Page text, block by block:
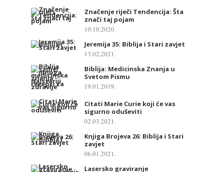
Značenje riječi Tendencija: Šta
znači taj pojam
10.10.2020.
Jeremija 35: Biblija i Stari zavjet
13.02.2021.
Biblija: Medicinska Znanja u
Svetom Pismu
19.01.2019.
Citati Marie Curie koji će vas
sigurno oduševiti
02.03.2021.
Knjiga Brojeva 26: Biblija i Stari
zavjet
06.01.2021.
Lasersko graviranje